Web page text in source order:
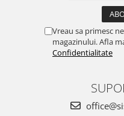
Vreau sa primesc
magazinului. Afla
Confidentialitate